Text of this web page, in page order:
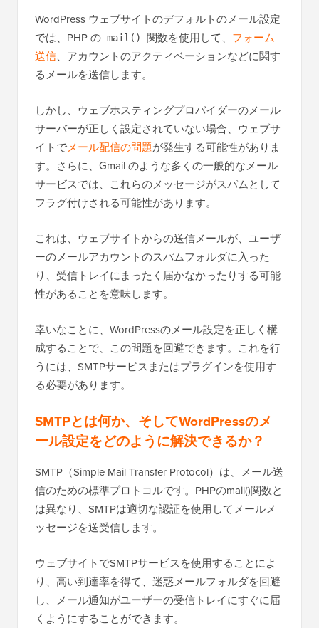
WordPress ウェブサイトのデフォルトのメール設定
では、PHP の mail() 関数を使用して、 フォーム
送信、アカウントのアクティベーションなどに関す
るメールを送信します。
しかし、ウェブホスティングプロバイダーのメール
サーバーが正しく設定されていない場合、ウェブサ
イトでメール配信の問題が発生する可能性がありま
す。さらに、Gmail のような多くの一般的なメール
サービスでは、これらのメッセージがスパムとして
フラグ付けされる可能性があります。
これは、ウェブサイトからの送信メールが、ユーザ
ーのメールアカウントのスパムフォルダに入った
り、受信トレイにまったく届かなかったりする可能
性があることを意味します。
幸いなことに、WordPressのメール設定を正しく構
成することで、この問題を回避できます。これを行
うには、SMTPサービスまたはプラグインを使用す
る必要があります。
SMTPとは何か、そしてWordPressのメ
ール設定をどのように解決できるか？
SMTP（Simple Mail Transfer Protocol）は、メール送
信のための標準プロトコルです。PHPのmail()関数と
は異なり、SMTPは適切な認証を使用してメールメ
ッセージを送受信します。
ウェブサイトでSMTPサービスを使用することによ
り、高い到達率を得て、迷惑メールフォルダを回避
し、メール通知がユーザーの受信トレイにすぐに届
くようにすることができます。